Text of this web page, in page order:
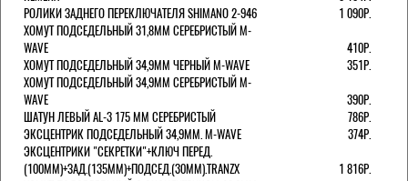
РОЛИКИ ЗАДНЕГО ПЕРЕКЛЮЧАТЕЛЯ SHIMANO 2-946
1 090Р.
ХОМУТ ПОДСЕДЕЛЬНЫЙ 31,8ММ СЕРЕБРИСТЫЙ M-
WAVE
410Р.
ХОМУТ ПОДСЕДЕЛЬНЫЙ 34,9ММ ЧЕРНЫЙ M-WAVE
351Р.
ХОМУТ ПОДСЕДЕЛЬНЫЙ 34,9ММ СЕРЕБРИСТЫЙ M-
WAVE
390Р.
ШАТУН ЛЕВЫЙ AL-3 175 ММ СЕРЕБРИСТЫЙ
786Р.
ЭКСЦЕНТРИК ПОДСЕДЕЛЬНЫЙ 34,9ММ. M-WAVE
374Р.
ЭКСЦЕНТРИКИ "СЕКРЕТКИ"+КЛЮЧ ПЕРЕД.
(100ММ)+ЗАД.(135ММ)+ПОДСЕД.(30ММ).TRANZX
1 816Р.